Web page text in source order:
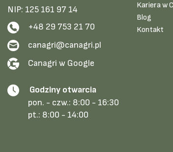
NIP: 125 161 97 14
+48 29 753 21 70
canagri@canagri.pl
Canagri w Google
Godziny otwarcia
pon. - czw.: 8:00 - 16:30
pt.: 8:00 - 14:00
Kariera w
Blog
Kontakt